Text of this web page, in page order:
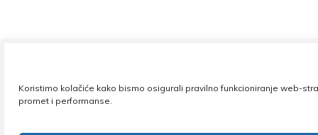
Koristimo kolačiće kako bismo osigurali pravilno funkcioniranje web-
promet i performanse.